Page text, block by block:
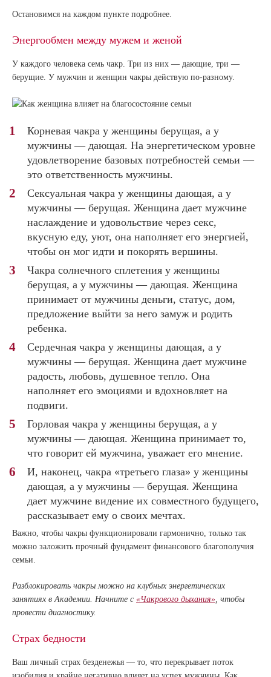
Остановимся на каждом пункте подробнее.
Энергообмен между мужем и женой
У каждого человека семь чакр. Три из них — дающие, три —
берущие. У мужчин и женщин чакры действую по-разному.
Корневая чакра у женщины берущая, а у
мужчины — дающая. На энергетическом уровне
удовлетворение базовых потребностей семьи —
это ответственность мужчины.
Сексуальная чакра у женщины дающая, а у
мужчины — берущая. Женщина дает мужчине
наслаждение и удовольствие через секс,
вкусную еду, уют, она наполняет его энергией,
чтобы он мог идти и покорять вершины.
Чакра солнечного сплетения у женщины
берущая, а у мужчины — дающая. Женщина
принимает от мужчины деньги, статус, дом,
предложение выйти за него замуж и родить
ребенка.
Сердечная чакра у женщины дающая, а у
мужчины — берущая. Женщина дает мужчине
радость, любовь, душевное тепло. Она
наполняет его эмоциями и вдохновляет на
подвиги.
Горловая чакра у женщины берущая, а у
мужчины — дающая. Женщина принимает то,
что говорит ей мужчина, уважает его мнение.
И, наконец, чакра «третьего глаза» у женщины
дающая, а у мужчины — берущая. Женщина
дает мужчине видение их совместного будущего,
рассказывает ему о своих мечтах.
Важно, чтобы чакры функционировали гармонично, только так
можно заложить прочный фундамент финансового благополучия
семьи.
Разблокировать чакры можно на клубных энергетических
занятиях в Академии. Начните с «Чакрового дыхания», чтобы
провести диагностику.
Страх бедности
Ваш личный страх безденежья — то, что перекрывает поток